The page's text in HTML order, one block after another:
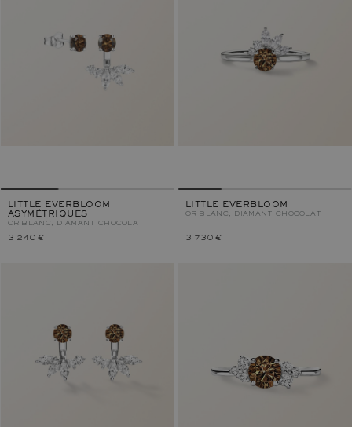
LITTLE EVERBLOOM
ASYMÉTRIQUES
OR BLANC, DIAMANT CHOCOLAT
3 240 €
LITTLE EVERBLOOM
OR BLANC, DIAMANT CHOCOLAT
3 730 €